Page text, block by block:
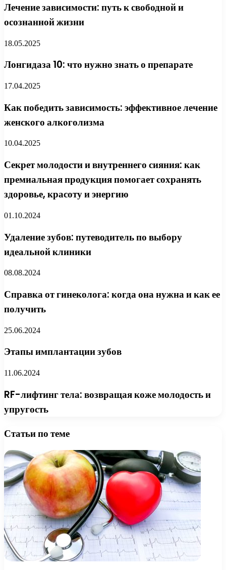
Лечение зависимости: путь к свободной и
осознанной жизни
18.05.2025
Лонгидаза 10: что нужно знать о препарате
17.04.2025
Как победить зависимость: эффективное лечение
женского алкоголизма
10.04.2025
Секрет молодости и внутреннего сияния: как
премиальная продукция помогает сохранять
здоровье, красоту и энергию
01.10.2024
Удаление зубов: путеводитель по выбору
идеальной клиники
08.08.2024
Справка от гинеколога: когда она нужна и как ее
получить
25.06.2024
Этапы имплантации зубов
11.06.2024
RF-лифтинг тела: возвращая коже молодость и
упругость
Статьи по теме